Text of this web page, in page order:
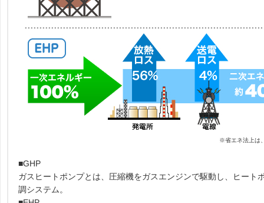
※省エネ法上は
■GHP
ガスヒートポンプとは、圧縮機をガスエンジンで駆動し、ヒート
調システム。